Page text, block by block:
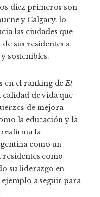
diez primeros son
y Calgary, lo
las ciudades que
sus residentes a
sostenibles.
en el ranking deEl
calidad de vida que
de mejora
la educación y la
la
como un
como
su liderazgo en
a seguir para